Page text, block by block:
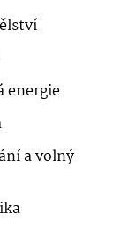
energie
a volný